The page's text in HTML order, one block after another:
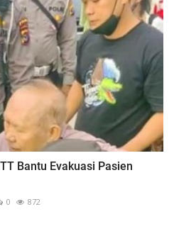
Bantu Evakuasi Pasien
0 872